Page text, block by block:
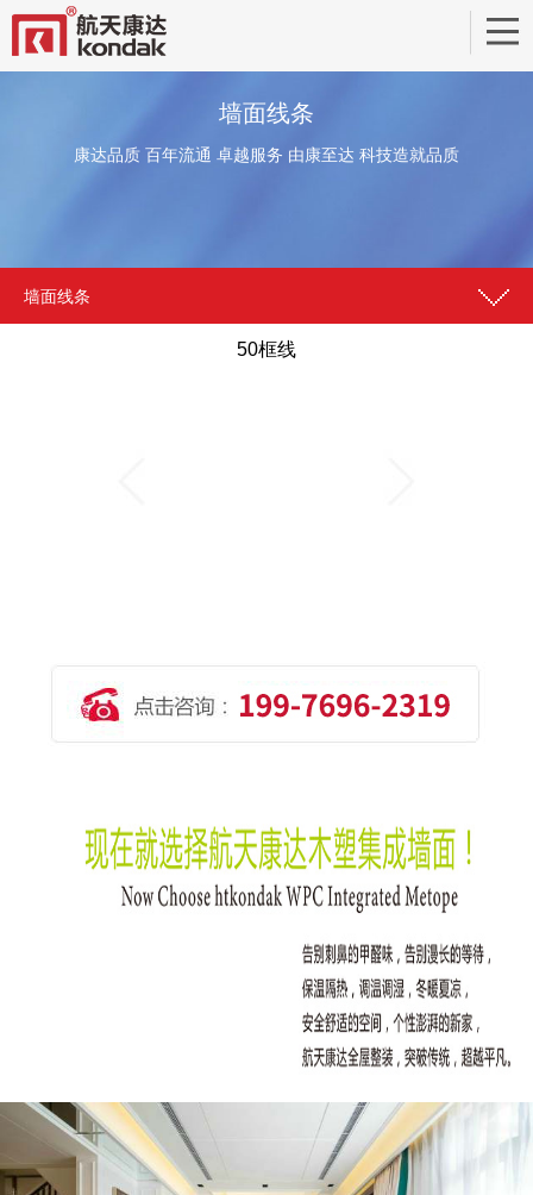
墙面线条
康达品质 百年流通 卓越服务 由康至达 科技造就品质
墙面线条
50框线